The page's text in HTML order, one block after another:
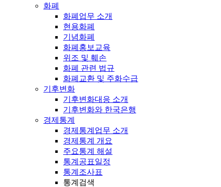
화폐
화폐업무 소개
현용화폐
기념화폐
화폐홍보교육
위조 및 훼손
화폐 관련 법규
화폐교환 및 주화수급
기후변화
기후변화대응 소개
기후변화와 한국은행
경제통계
경제통계업무 소개
경제통계 개요
주요통계 해설
통계공표일정
통계조사표
통계검색